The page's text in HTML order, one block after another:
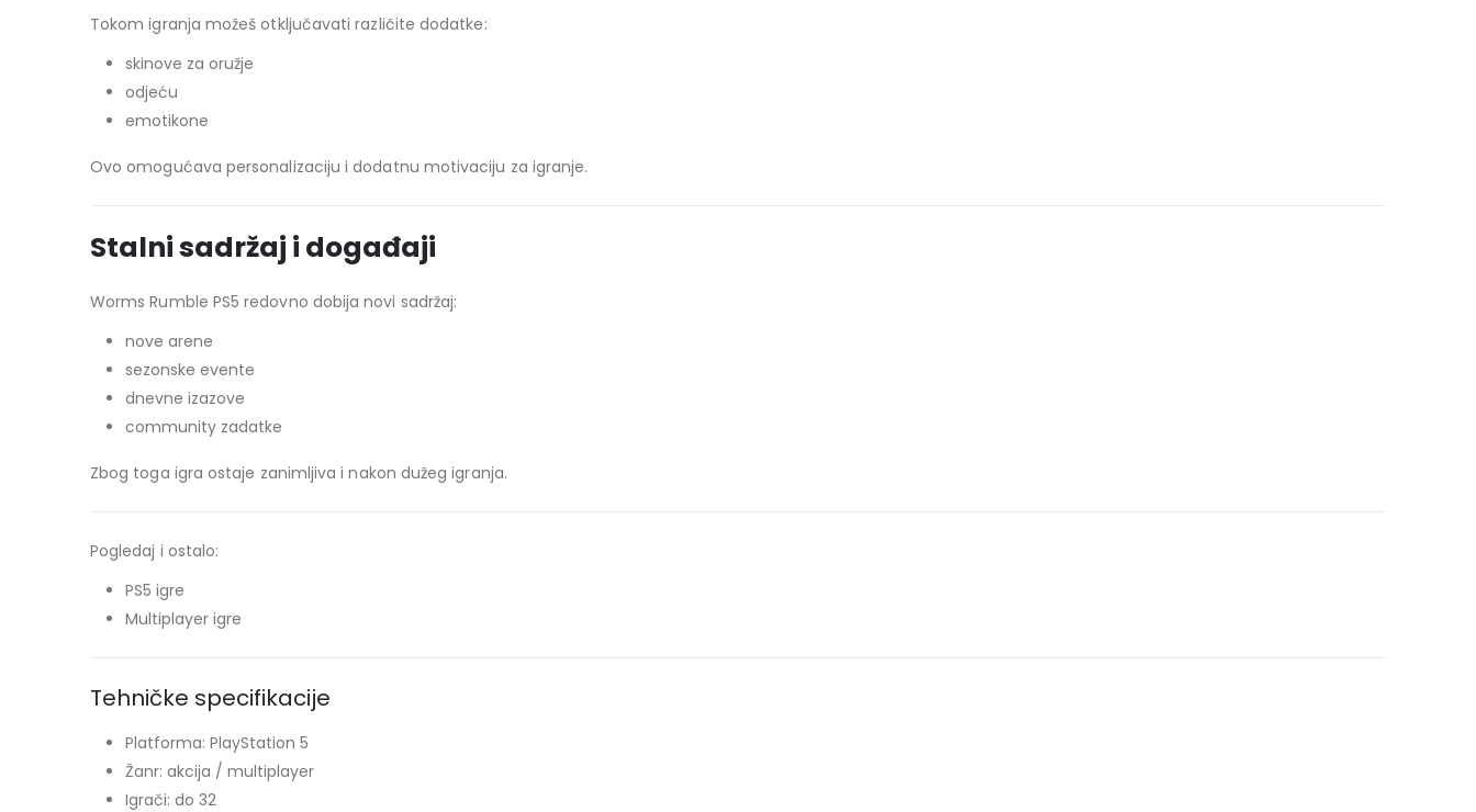
Tokom igranja možeš otključavati različite dodatke:
skinove za oružje
odjeću
emotikone
Ovo omogućava personalizaciju i dodatnu motivaciju za igranje.
Stalni sadržaj i događaji
Worms Rumble PS5 redovno dobija novi sadržaj:
nove arene
sezonske evente
dnevne izazove
community zadatke
Zbog toga igra ostaje zanimljiva i nakon dužeg igranja.
Pogledaj i ostalo:
PS5 igre
Multiplayer igre
Tehničke specifikacije
Platforma: PlayStation 5
Žanr: akcija / multiplayer
Igrači: do 32